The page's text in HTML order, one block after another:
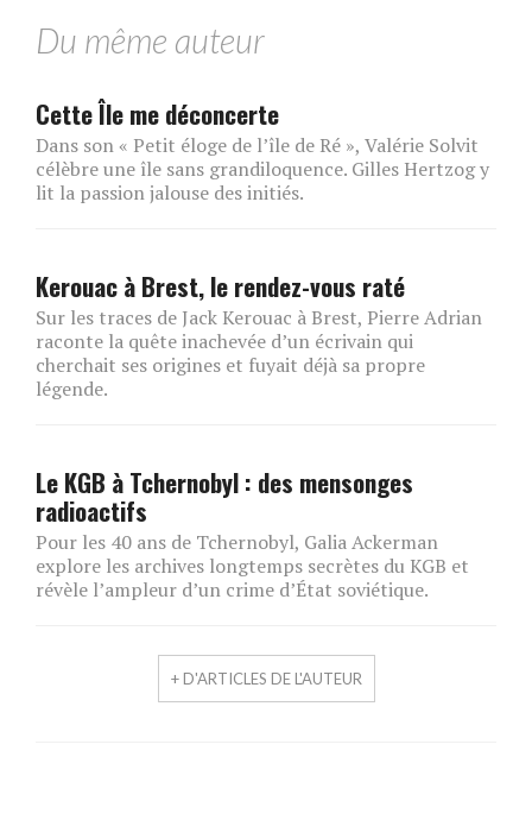
Du même auteur
Cette Île me déconcerte
Dans son « Petit éloge de l’île de Ré », Valérie Solvit
célèbre une île sans grandiloquence. Gilles Hertzog y
lit la passion jalouse des initiés.
Kerouac à Brest, le rendez-vous raté
Sur les traces de Jack Kerouac à Brest, Pierre Adrian
raconte la quête inachevée d’un écrivain qui
cherchait ses origines et fuyait déjà sa propre
légende.
Le KGB à Tchernobyl : des mensonges
radioactifs
Pour les 40 ans de Tchernobyl, Galia Ackerman
explore les archives longtemps secrètes du KGB et
révèle l’ampleur d’un crime d’État soviétique.
+ D'ARTICLES DE L'AUTEUR